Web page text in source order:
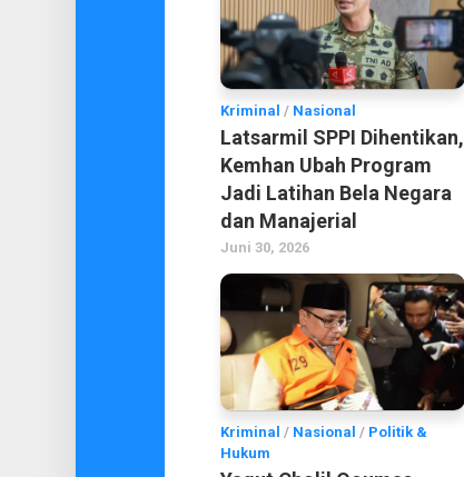
Kriminal / Nasional
Latsarmil SPPI Dihentikan,
Kemhan Ubah Program
Jadi Latihan Bela Negara
dan Manajerial
Juni 30, 2026
Kriminal / Nasional / Politik &
Hukum